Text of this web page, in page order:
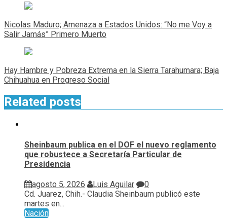
Navegación
de
entradas
Nicolas Maduro; Amenaza a Estados Unidos: “No me Voy a
Salir Jamás” Primero Muerto
Hay Hambre y Pobreza Extrema en la Sierra Tarahumara; Baja
Chihuahua en Progreso Social
Related posts
Sheinbaum publica en el DOF el nuevo reglamento
que robustece a Secretaría Particular de
Presidencia
agosto 5, 2026 Luis Aguilar
0
Cd. Juarez, Chih.- Claudia Sheinbaum publicó este
martes en...
Nación